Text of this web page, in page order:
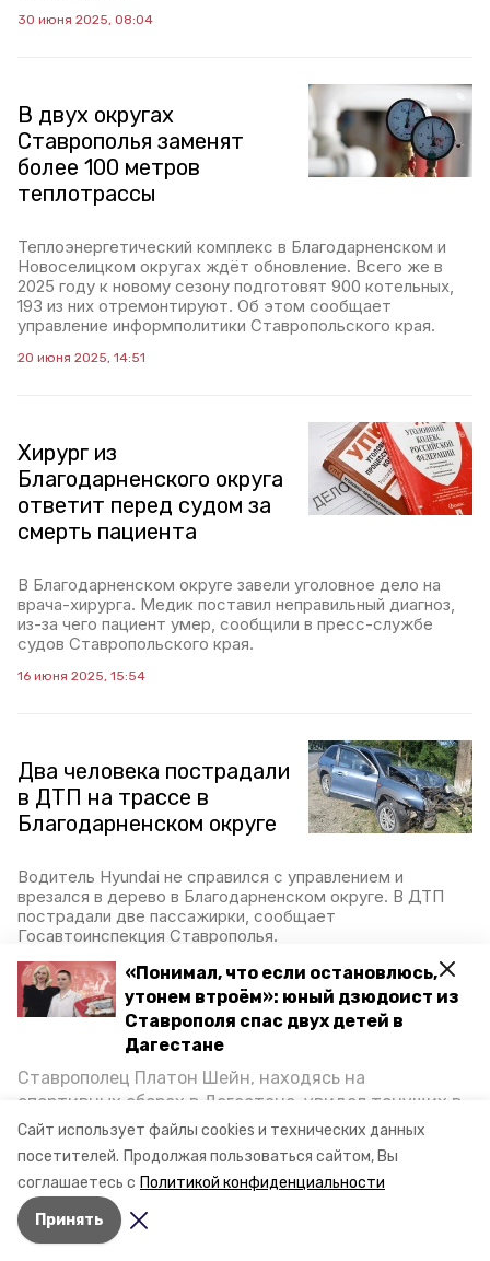
Сайт использует файлы cookies и технических данных
посетителей. Продолжая пользоваться сайтом, Вы
соглашаетесь с Политикой конфиденциальности
Принять
«Понимал, что если остановлюсь,
утонем втроём»: юный дзюдоист из
Ставрополя спас двух детей в
Дагестане
Ставрополец Платон Шейн, находясь на
спортивных сборах в Дегестане, увидел тонущих в
Каспийском море детей и бросился на помощь. По
возвращении домой, отважного мальчика
пригласили в министерство образования края и
наградили. Корреспондент «Победы26» пообщался
с юным героем.
30 июня 2025, 08:04
В двух округах
Ставрополья заменят
более 100 метров
теплотрассы
Теплоэнергетический комплекс в Благодарненском и
Новоселицком округах ждёт обновление. Всего же в
2025 году к новому сезону подготовят 900 котельных,
193 из них отремонтируют. Об этом сообщает
управление информполитики Ставропольского края.
20 июня 2025, 14:51
Хирург из
Благодарненского округа
ответит перед судом за
смерть пациента
В Благодарненском округе завели уголовное дело на
врача-хирурга. Медик поставил неправильный диагноз,
из-за чего пациент умер, сообщили в пресс-службе
судов Ставропольского края.
16 июня 2025, 15:54
Два человека пострадали
в ДТП на трассе в
Благодарненском округе
Водитель Hyundai не справился с управлением и
врезался в дерево в Благодарненском округе. В ДТП
пострадали две пассажирки, сообщает
Госавтоинспекция Ставрополья.
26 мая 2025, 10:00
Здания четырёх сельских
ДК приведут в порядок в
В 2025 году сразу четыре сельских Дома культуры
отремонтируют в Благодарненском округе. Об этом
сообщили в управлении пресс-службы и
информполитики губернатора и правительства
Ставропольского края.